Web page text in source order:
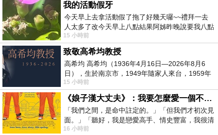
我的活動假牙
今天早上去拿活動假了拖了好幾天囉~~禮拜一去
人太多了改今天早上八點結果阿姊昨晚說要我八點
去西螺農會~回到莿桐都8點半多了
15 小時前
致敬高希均教授
高希均 高希均（1936年4月16日—2026年8月6
日），生於南京市，1949年隨家人來台，1959年
赴美深造並取得經濟發展博士學位。曾任
15 小時前
《娘子漢大丈夫》：我要怎麼愛一個不存在的人？
「我們之間，是命中註定的。」「但我們才初次見
面。」「聽好，我是戀愛高手、情史豐富，我很清
楚這種感覺，你我之間的那種感覺，現
16 小時前